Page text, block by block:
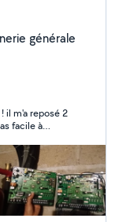
générale
il m'a reposé 2
facile à